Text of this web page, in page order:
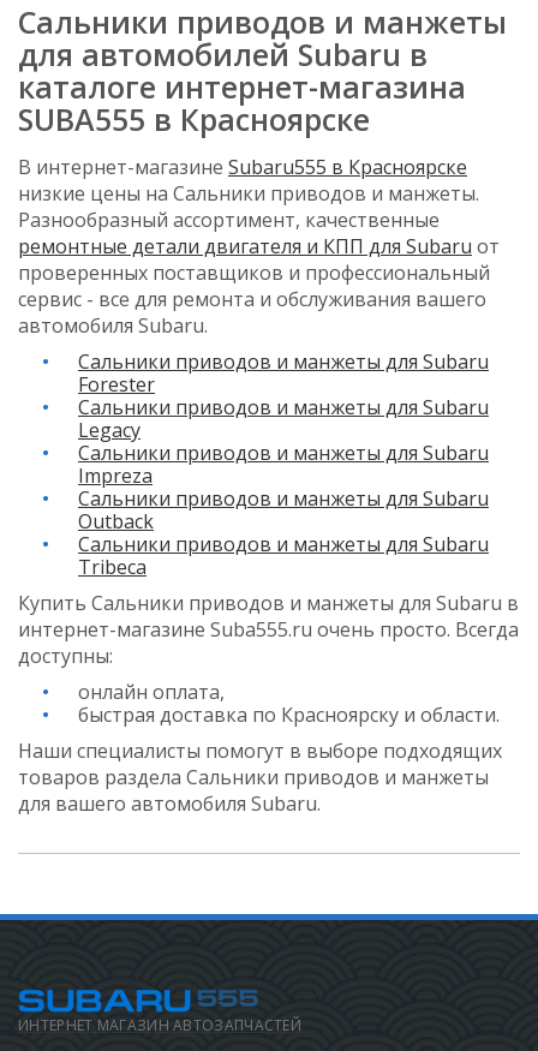
Сальники приводов и манжеты
для автомобилей Subaru в
каталоге интернет-магазина
SUBA555 в Красноярске
В интернет-магазине Subaru555 в Красноярске
низкие цены на Сальники приводов и манжеты.
Разнообразный ассортимент, качественные
ремонтные детали двигателя и КПП для Subaru от
проверенных поставщиков и профессиональный
сервис - все для ремонта и обслуживания вашего
автомобиля Subaru.
Сальники приводов и манжеты для Subaru
Forester
Сальники приводов и манжеты для Subaru
Legacy
Сальники приводов и манжеты для Subaru
Impreza
Сальники приводов и манжеты для Subaru
Outback
Сальники приводов и манжеты для Subaru
Tribeca
Купить Сальники приводов и манжеты для Subaru в
интернет-магазине Suba555.ru очень просто. Всегда
доступны:
онлайн оплата,
быстрая доставка по Красноярску и области.
Наши специалисты помогут в выборе подходящих
товаров раздела Сальники приводов и манжеты
для вашего автомобиля Subaru.
ИНТЕРНЕТ МАГАЗИН АВТОЗАПЧАСТЕЙ